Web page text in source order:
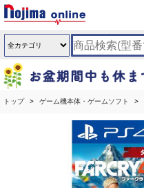
トップ ゲーム機本体・ゲームソフト